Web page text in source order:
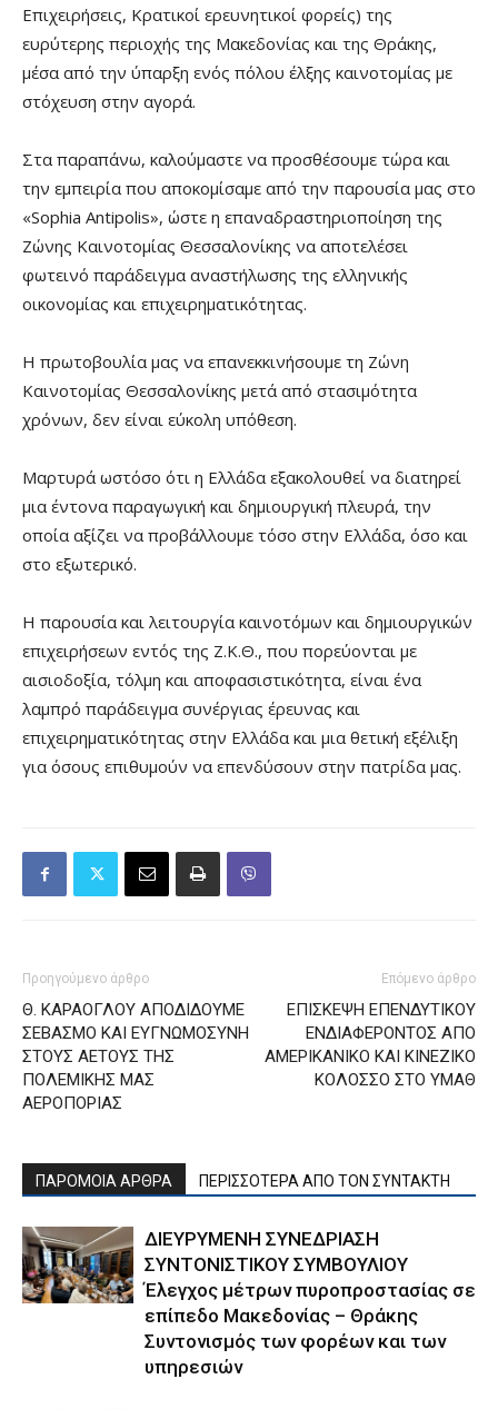
Επιχειρήσεις, Κρατικοί ερευνητικοί φορείς) της
ευρύτερης περιοχής της Μακεδονίας και της Θράκης,
μέσα από την ύπαρξη ενός πόλου έλξης καινοτομίας με
στόχευση στην αγορά.
Στα παραπάνω, καλούμαστε να προσθέσουμε τώρα και
την εμπειρία που αποκομίσαμε από την παρουσία μας στο
«Sophia Antipolis», ώστε η επαναδραστηριοποίηση της
Ζώνης Καινοτομίας Θεσσαλονίκης να αποτελέσει
φωτεινό παράδειγμα αναστήλωσης της ελληνικής
οικονομίας και επιχειρηματικότητας.
Η πρωτοβουλία μας να επανεκκινήσουμε τη Ζώνη
Καινοτομίας Θεσσαλονίκης μετά από στασιμότητα
χρόνων, δεν είναι εύκολη υπόθεση.
Μαρτυρά ωστόσο ότι η Ελλάδα εξακολουθεί να διατηρεί
μια έντονα παραγωγική και δημιουργική πλευρά, την
οποία αξίζει να προβάλλουμε τόσο στην Ελλάδα, όσο και
στο εξωτερικό.
Η παρουσία και λειτουργία καινοτόμων και δημιουργικών
επιχειρήσεων εντός της Ζ.Κ.Θ., που πορεύονται με
αισιοδοξία, τόλμη και αποφασιστικότητα, είναι ένα
λαμπρό παράδειγμα συνέργιας έρευνας και
επιχειρηματικότητας στην Ελλάδα και μια θετική εξέλιξη
για όσους επιθυμούν να επενδύσουν στην πατρίδα μας.
Προηγούμενο άρθρο
Θ. ΚΑΡΑΟΓΛΟΥ ΑΠΟΔΙΔΟΥΜΕ
ΣΕΒΑΣΜΟ ΚΑΙ ΕΥΓΝΩΜΟΣΥΝΗ
ΣΤΟΥΣ ΑΕΤΟΥΣ ΤΗΣ
ΠΟΛΕΜΙΚΗΣ ΜΑΣ
ΑΕΡΟΠΟΡΙΑΣ
Επόμενο άρθρο
ΕΠΙΣΚΕΨΗ ΕΠΕΝΔΥΤΙΚΟΥ
ΕΝΔΙΑΦΕΡΟΝΤΟΣ ΑΠΟ
ΑΜΕΡΙΚΑΝΙΚΟ ΚΑΙ ΚΙΝΕΖΙΚΟ
ΚΟΛΟΣΣΟ ΣΤΟ ΥΜΑΘ
ΠΑΡΟΜΟΙΑ ΑΡΘΡΑ ΠΕΡΙΣΣΟΤΕΡΑ ΑΠΟ ΤΟΝ ΣΥΝΤΑΚΤΗ
ΔΙΕΥΡΥΜΕΝΗ ΣΥΝΕΔΡΙΑΣΗ
ΣΥΝΤΟΝΙΣΤΙΚΟΥ ΣΥΜΒΟΥΛΙΟΥ
Έλεγχος μέτρων πυροπροστασίας σε
επίπεδο Μακεδονίας – Θράκης
Συντονισμός των φορέων και των
υπηρεσιών